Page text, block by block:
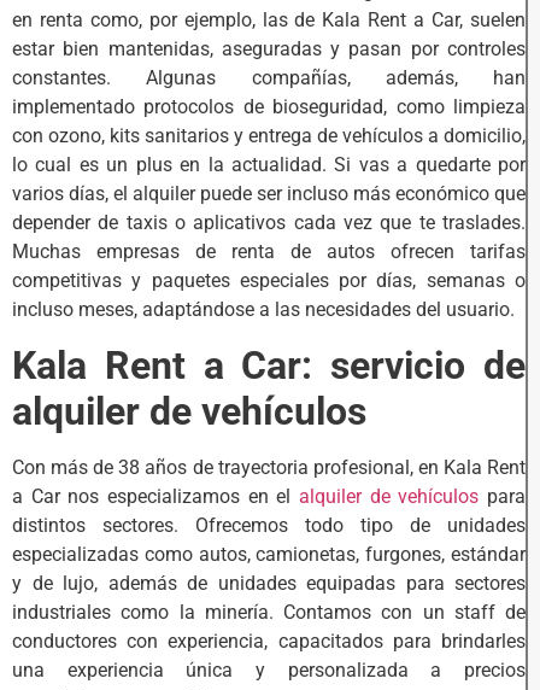
en renta como, por ejemplo, las de Kala Rent a Car, suelen
estar bien mantenidas, aseguradas y pasan por controles
constantes. Algunas compañías, además, han
implementado protocolos de bioseguridad, como limpieza
con ozono, kits sanitarios y entrega de vehículos a domicilio,
lo cual es un plus en la actualidad. Si vas a quedarte por
varios días, el alquiler puede ser incluso más económico que
depender de taxis o aplicativos cada vez que te traslades.
Muchas empresas de renta de autos ofrecen tarifas
competitivas y paquetes especiales por días, semanas o
incluso meses, adaptándose a las necesidades del usuario.
Kala Rent a Car: servicio de
alquiler de vehículos
Con más de 38 años de trayectoria profesional, en Kala Rent
a Car nos especializamos en el alquiler de vehículos para
distintos sectores. Ofrecemos todo tipo de unidades
especializadas como autos, camionetas, furgones, estándar
y de lujo, además de unidades equipadas para sectores
industriales como la minería. Contamos con un staff de
conductores con experiencia, capacitados para brindarles
una experiencia única y personalizada a precios